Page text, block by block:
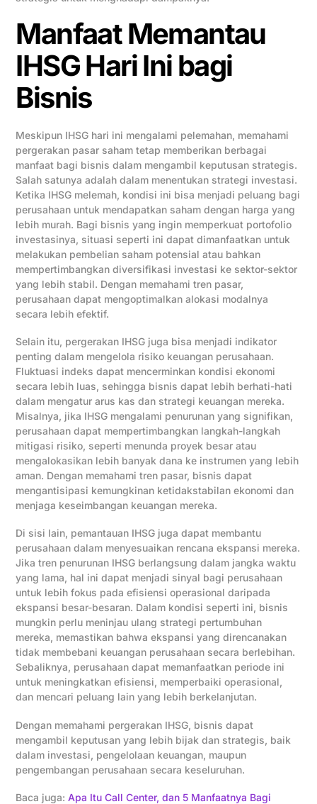
Manfaat Memantau
IHSG Hari Ini bagi
Bisnis
Meskipun IHSG hari ini mengalami pelemahan, memahami
pergerakan pasar saham tetap memberikan berbagai
manfaat bagi bisnis dalam mengambil keputusan strategis.
Salah satunya adalah dalam menentukan strategi investasi.
Ketika IHSG melemah, kondisi ini bisa menjadi peluang bagi
perusahaan untuk mendapatkan saham dengan harga yang
lebih murah. Bagi bisnis yang ingin memperkuat portofolio
investasinya, situasi seperti ini dapat dimanfaatkan untuk
melakukan pembelian saham potensial atau bahkan
mempertimbangkan diversifikasi investasi ke sektor-sektor
yang lebih stabil. Dengan memahami tren pasar,
perusahaan dapat mengoptimalkan alokasi modalnya
secara lebih efektif.
Selain itu, pergerakan IHSG juga bisa menjadi indikator
penting dalam mengelola risiko keuangan perusahaan.
Fluktuasi indeks dapat mencerminkan kondisi ekonomi
secara lebih luas, sehingga bisnis dapat lebih berhati-hati
dalam mengatur arus kas dan strategi keuangan mereka.
Misalnya, jika IHSG mengalami penurunan yang signifikan,
perusahaan dapat mempertimbangkan langkah-langkah
mitigasi risiko, seperti menunda proyek besar atau
mengalokasikan lebih banyak dana ke instrumen yang lebih
aman. Dengan memahami tren pasar, bisnis dapat
mengantisipasi kemungkinan ketidakstabilan ekonomi dan
menjaga keseimbangan keuangan mereka.
Di sisi lain, pemantauan IHSG juga dapat membantu
perusahaan dalam menyesuaikan rencana ekspansi mereka.
Jika tren penurunan IHSG berlangsung dalam jangka waktu
yang lama, hal ini dapat menjadi sinyal bagi perusahaan
untuk lebih fokus pada efisiensi operasional daripada
ekspansi besar-besaran. Dalam kondisi seperti ini, bisnis
mungkin perlu meninjau ulang strategi pertumbuhan
mereka, memastikan bahwa ekspansi yang direncanakan
tidak membebani keuangan perusahaan secara berlebihan.
Sebaliknya, perusahaan dapat memanfaatkan periode ini
untuk meningkatkan efisiensi, memperbaiki operasional,
dan mencari peluang lain yang lebih berkelanjutan.
Dengan memahami pergerakan IHSG, bisnis dapat
mengambil keputusan yang lebih bijak dan strategis, baik
dalam investasi, pengelolaan keuangan, maupun
pengembangan perusahaan secara keseluruhan.
Baca juga:Apa Itu Call Center, dan 5 Manfaatnya Bagi